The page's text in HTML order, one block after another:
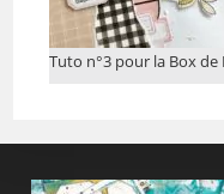
Tuto n°3 pour la Box